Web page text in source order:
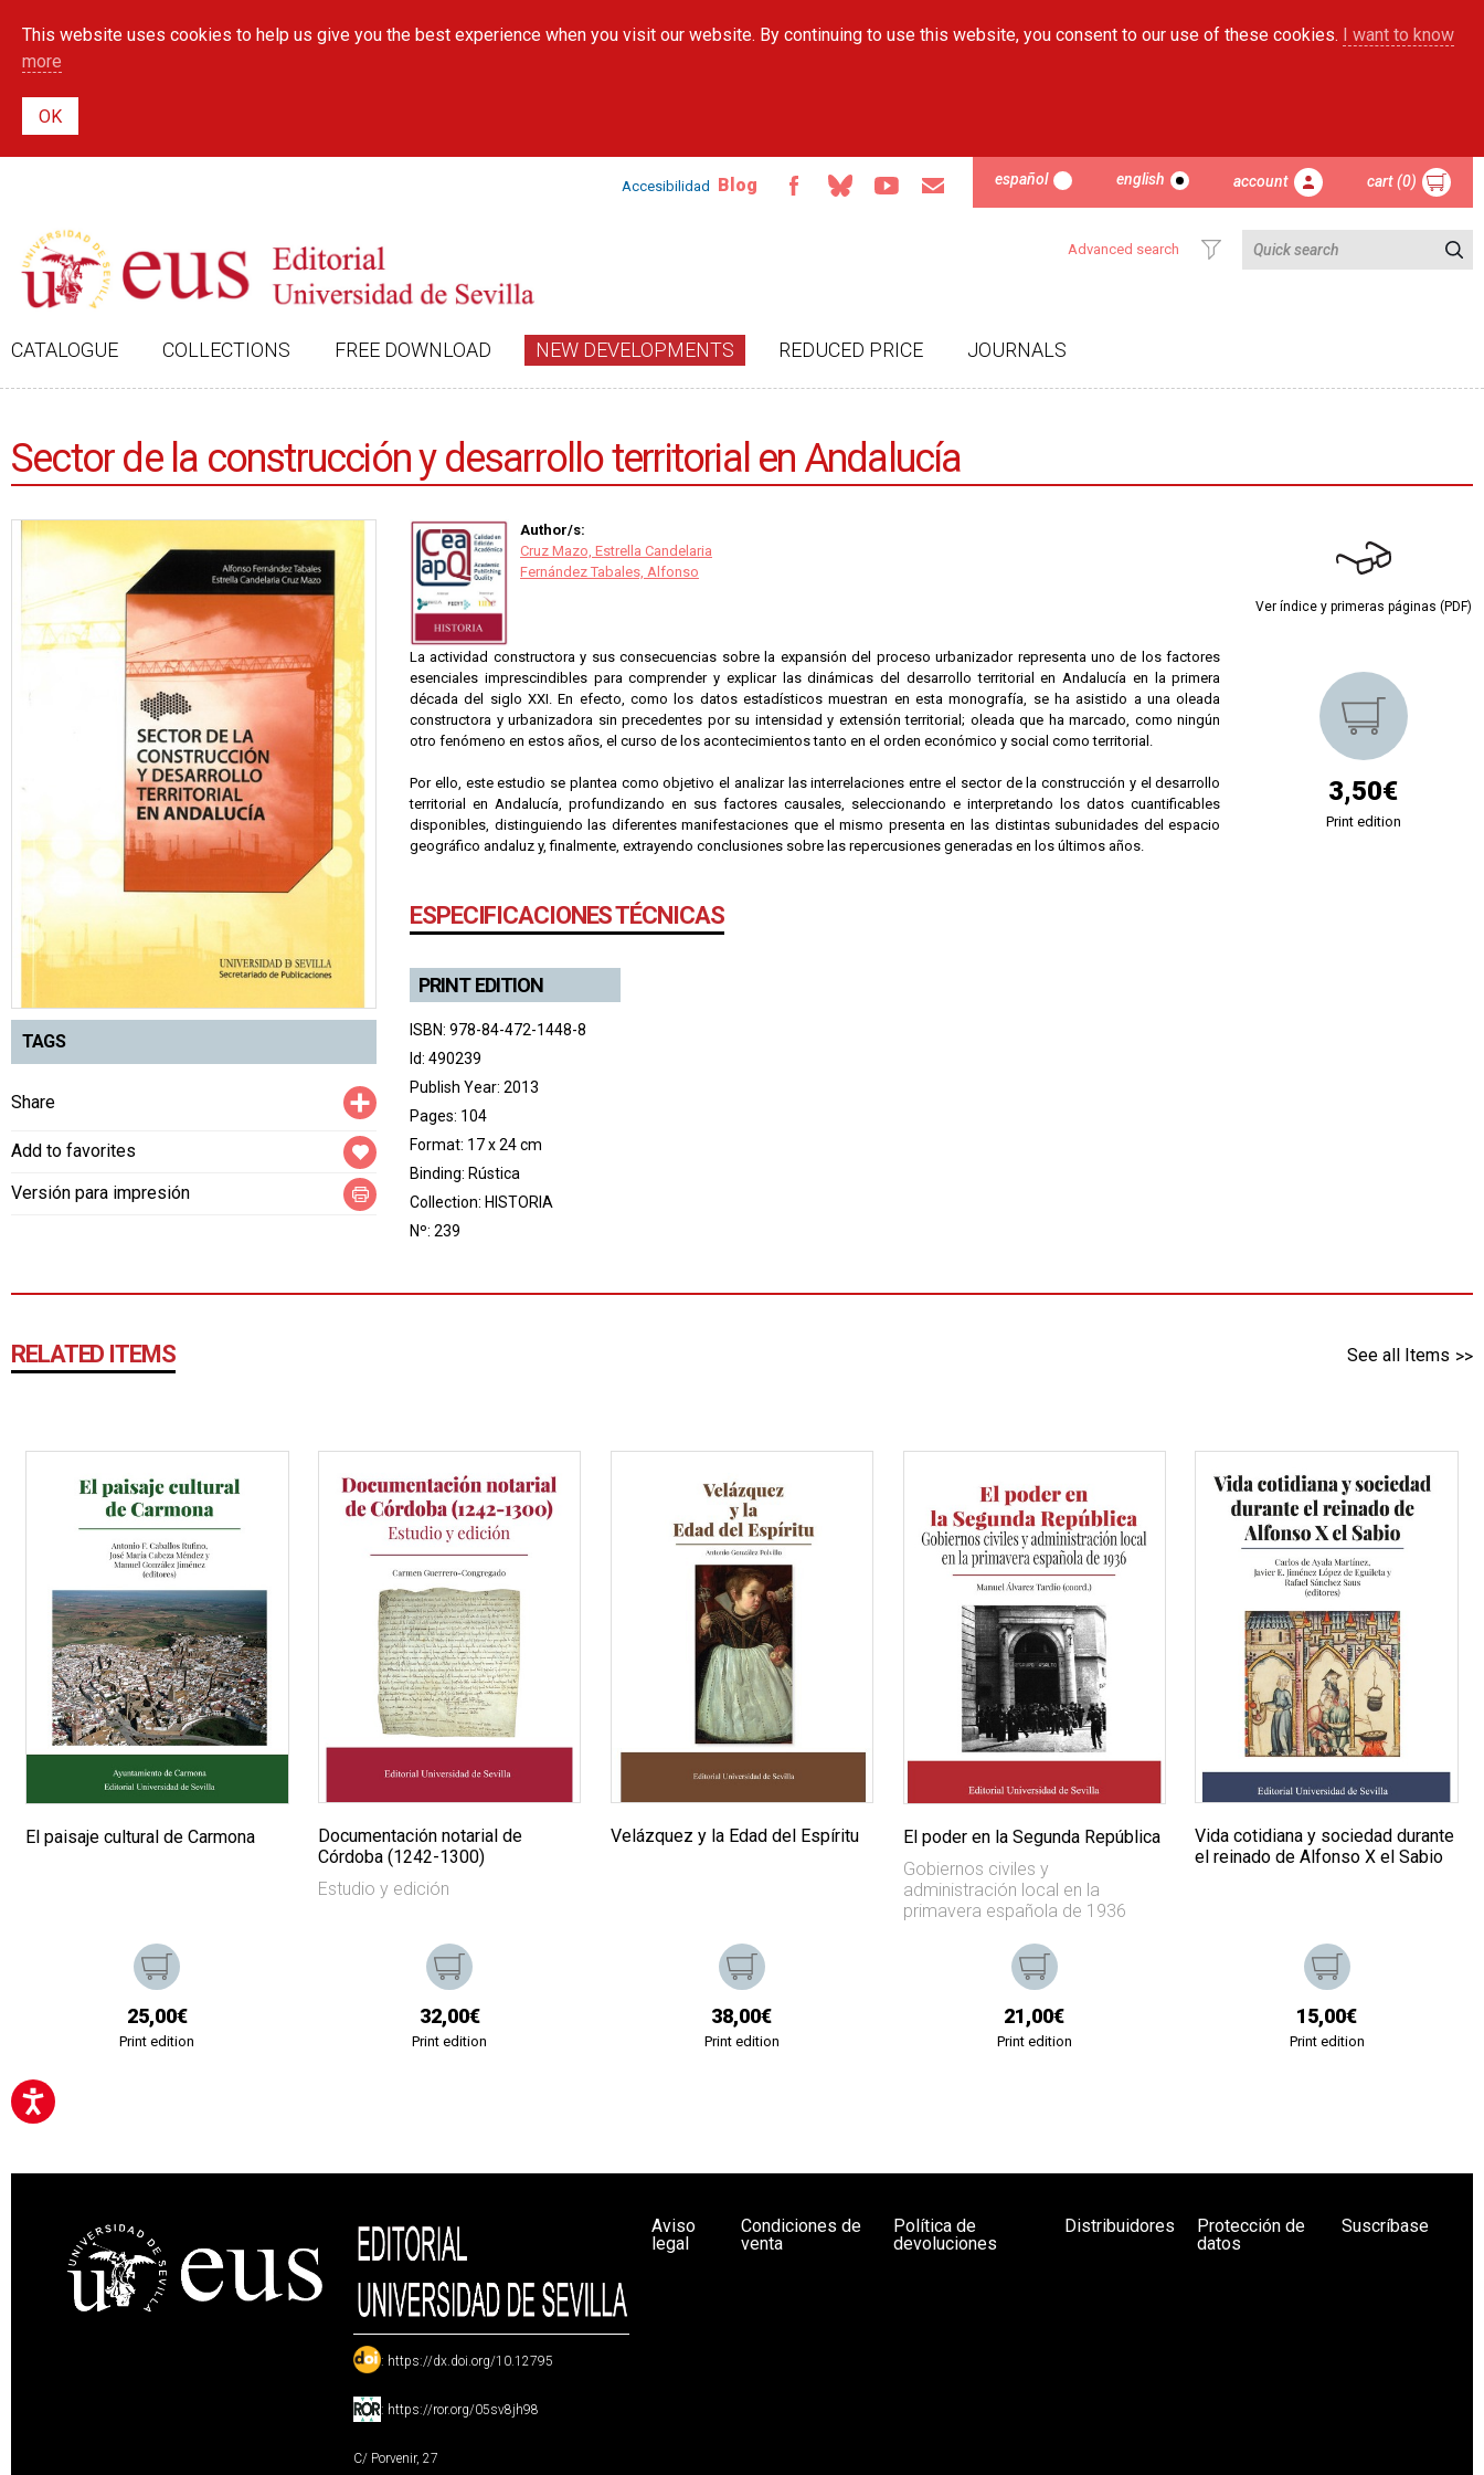
main
This website uses cookies to help us give you the best experience when you visit our website. By continuing to use this website, you consent to our use of these cookies. I want to know
more
Accesibilidad Blog español english account cart (0)
Advanced search
CATALOGUE COLLECTIONS FREE DOWNLOAD NEW DEVELOPMENTS REDUCED PRICE JOURNALS
Sector de la construcción y desarrollo territorial en Andalucía
TAGS
Share Compartir
Add to favorites
Versión para impresión
Author/s:
Cruz Mazo, Estrella Candelaria
Fernández Tabales, Alfonso
La actividad constructora y sus consecuencias sobre la expansión del proceso urbanizador representa uno de los factores
esenciales imprescindibles para comprender y explicar las dinámicas del desarrollo territorial en Andalucía en la primera
década del siglo XXI. En efecto, como los datos estadísticos muestran en esta monografía, se ha asistido a una oleada
constructora y urbanizadora sin precedentes por su intensidad y extensión territorial; oleada que ha marcado, como ningún
otro fenómeno en estos años, el curso de los acontecimientos tanto en el orden económico y social como territorial.
Por ello, este estudio se plantea como objetivo el analizar las interrelaciones entre el sector de la construcción y el desarrollo
territorial en Andalucía, profundizando en sus factores causales, seleccionando e interpretando los datos cuantificables
disponibles, distinguiendo las diferentes manifestaciones que el mismo presenta en las distintas subunidades del espacio
geográfico andaluz y, finalmente, extrayendo conclusiones sobre las repercusiones generadas en los últimos años.
ESPECIFICACIONES TÉCNICAS
PRINT EDITION
ISBN: 978-84-472-1448-8
Id: 490239
Publish Year: 2013
Pages: 104
Format: 17 x 24 cm
Binding: Rústica
Collection: HISTORIA
Nº: 239
Ver índice y primeras páginas (PDF)
3,50€
Print edition
RELATED ITEMS See all Items
El paisaje cultural de Carmona
25,00€
Print edition
Documentación notarial de
Córdoba (1242-1300)
Estudio y edición
32,00€
Print edition
Velázquez y la Edad del Espíritu
38,00€
Print edition
El poder en la Segunda República
Gobiernos civiles y
administración local en la
primavera española de 1936
21,00€
Print edition
Vida cotidiana y sociedad durante
el reinado de Alfonso X el Sabio
15,00€
Print edition
: https://dx.doi.org/10.12795
: https://ror.org/05sv8jh98
C/ Porvenir, 27
Aviso
legal
Condiciones de
venta
Política de
devoluciones
Distribuidores
Protección de
datos
Suscríbase